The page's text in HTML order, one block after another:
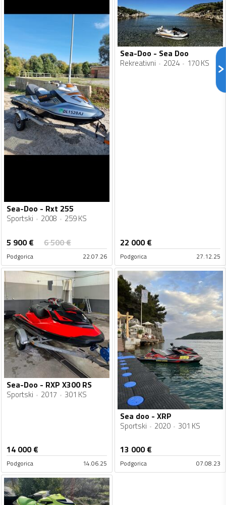
Sea-Doo - Rxt 255
Sportski 2008 259 KS
5 900€ 6 500€
Podgorica 22.07.26
Sea-Doo - Sea Doo
Rekreativni 2024 170 KS
22 000€
Podgorica 27.12.25
Sea-Doo - RXP X300 RS
Sportski 2017 301 KS
14 000€
Podgorica 14.06.25
Sea doo - XRP
Sportski 2020 301 KS
13 000€
Podgorica 07.08.23